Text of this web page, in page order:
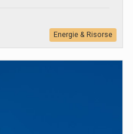
Energie & Risorse